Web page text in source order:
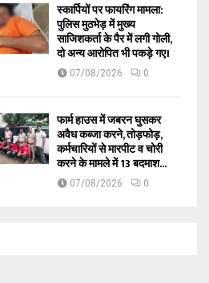
स्कार्पियों पर फायरिंग मामला:
पुलिस मुठभेड़ में मुख्य
साजिशकर्ता के पैर में लगी गोली,
दो अन्य आरोपित भी पकड़े गए।
07/08/2026 0
फार्म हाउस में जबरन घुसकर
अवैध कब्जा करने, तोड़फोड़,
कर्मचारियों से मारपीट व चोरी
करने के मामले में 13 बदमाश...
07/08/2026 0